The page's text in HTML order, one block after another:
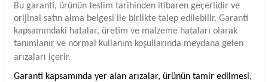
Bu garanti, ürünün teslim tarihinden itibaren geçerlidir ve
orijinal satın alma belgesi ile birlikte talep edilebilir. Garanti
kapsamındaki hatalar, üretim ve malzeme hataları olarak
tanımlanır ve normal kullanım koşullarında meydana gelen
arızaları içerir.
Garanti kapsamında yer alan arızalar, ürünün tamir edilmesi,